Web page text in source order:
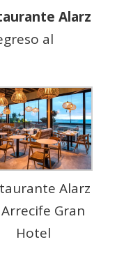
Alarz
al
Alarz
Gran
Hotel